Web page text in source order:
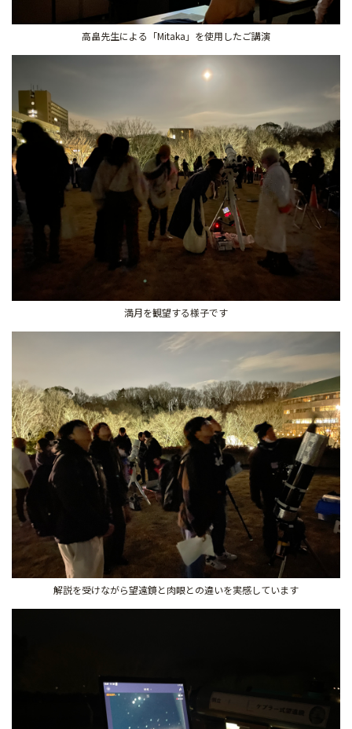
高畠先生による「Mitaka」を使用したご講演
満月を観望する様子です
解説を受けながら望遠鏡と肉眼との違いを実感しています